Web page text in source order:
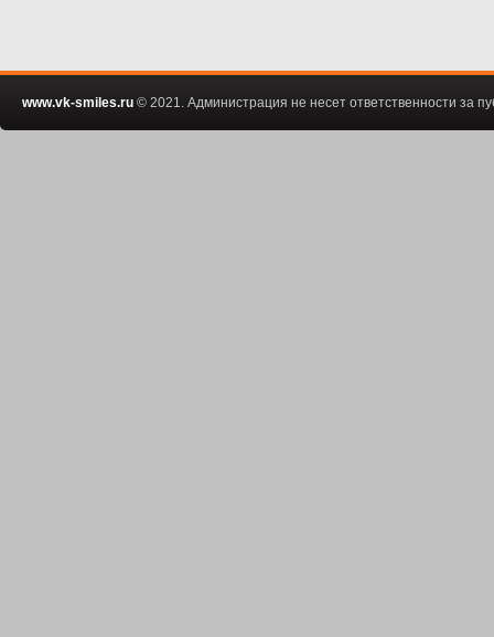
www.vk-smiles.ru © 2021. Администрация не несет ответственности за